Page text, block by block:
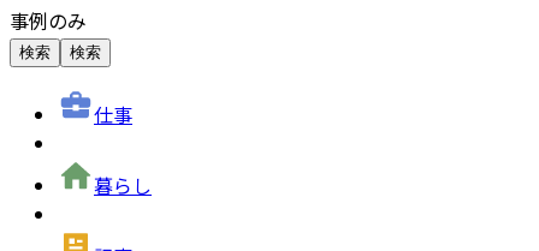
事例のみ
検索 検索
仕事
暮らし